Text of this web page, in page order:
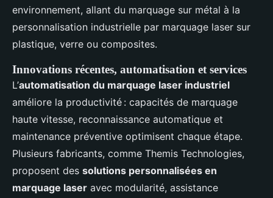
environnement, allant du marquage sur métal à la
personnalisation industrielle par marquage laser sur
plastique, verre ou composites.
Innovations récentes, automatisation et services
L’automatisation du marquage laser industriel
améliore la productivité : capacités de marquage
haute vitesse, reconnaissance automatique et
maintenance préventive optimisent chaque étape.
Plusieurs fabricants, comme Themis Technologies,
proposent des solutions personnalisées en
marquage laser avec modularité, assistance